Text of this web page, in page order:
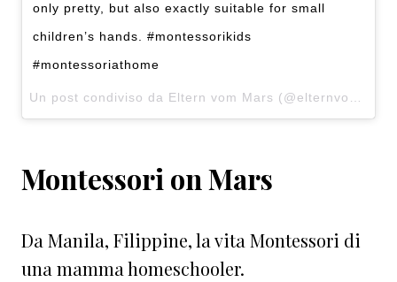
only pretty, but also exactly suitable for small
children’s hands. #montessorikids
#montessoriathome
Montessori on Mars
Da Manila, Filippine, la vita Montessori di
una mamma homeschooler.